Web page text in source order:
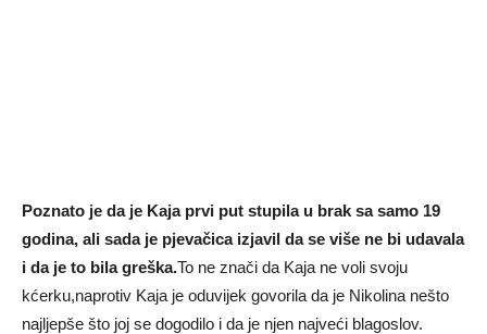
Poznato je da je Kaja prvi put stupila u brak sa samo 19
godina, ali sada je pjevačica izjavil da se više ne bi udavala
i da je to bila greška.To ne znači da Kaja ne voli svoju
kćerku,naprotiv Kaja je oduvijek govorila da je Nikolina nešto
najljepše što joj se dogodilo i da je njen najveći blagoslov.